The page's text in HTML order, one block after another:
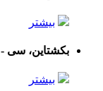
بیشتر
بکشتاین، سی - Bechstein, C
بیشتر